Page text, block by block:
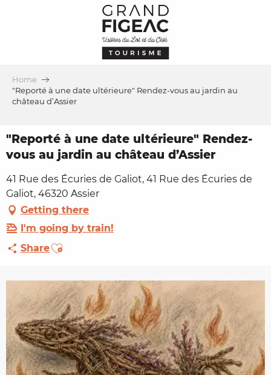
Home
"Reporté à une date ultérieure" Rendez-vous au jardin au
château d’Assier
"Reporté à une date ultérieure" Rendez-
vous au jardin au château d’Assier
41 Rue des Écuries de Galiot, 41 Rue des Écuries de
Galiot, 46320 Assier
Getting there
I'm going by train!
ShareAjouter aux favoris